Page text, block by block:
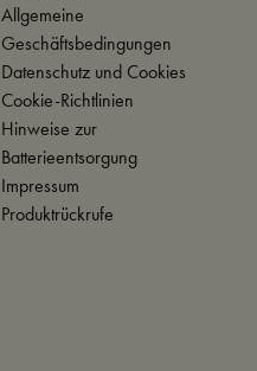
Allgemeine
Geschäftsbedingungen
Datenschutz und Cookies
Cookie-Richtlinien
Hinweise zur
Batterieentsorgung
Impressum
Produktrückrufe